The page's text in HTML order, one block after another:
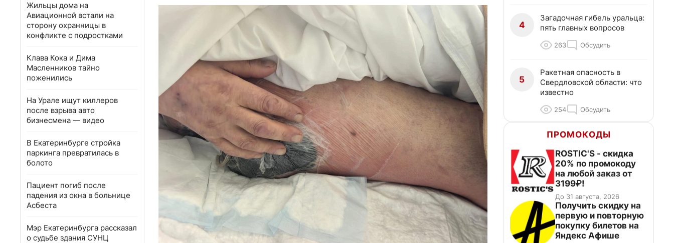
Жильцы дома на
Авиационной встали на
сторону охранницы в
конфликте с подростками
Клава Кока и Дима
Масленников тайно
поженились
На Урале ищут киллеров
после взрыва авто
бизнесмена — видео
В Екатеринбурге стройка
паркинга превратилась в
болото
Пациент погиб после
падения из окна в больнице
Асбеста
Мэр Екатеринбурга рассказал
о судьбе здания СУНЦ
4
Загадочная гибель уральца:
пять главных вопросов
263 Обсудить
5
Ракетная опасность в
Свердловской области: что
известно
254 Обсудить
ПРОМОКОДЫ
ROSTIC'S - скидка
20% по промокоду
на любой заказ от
3199₽!
До 31 августа, 2026
Получить скидку на
первую и повторную
покупку билетов на
Яндекс Афише